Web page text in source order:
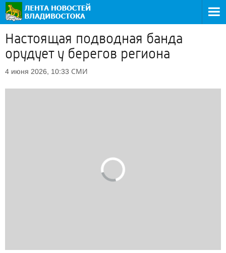
Настоящая подводная банда
орудует у берегов региона
4 июня 2026, 10:33 СМИ